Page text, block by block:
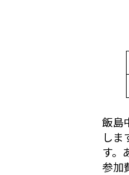
飯島
しま
す。
参加